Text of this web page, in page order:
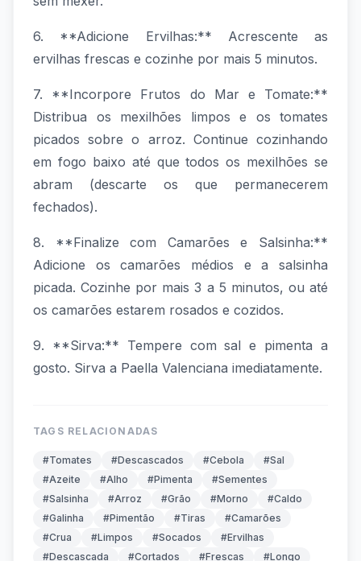
6. **Adicione Ervilhas:** Acrescente as
ervilhas frescas e cozinhe por mais 5 minutos.
7. **Incorpore Frutos do Mar e Tomate:**
Distribua os mexilhões limpos e os tomates
picados sobre o arroz. Continue cozinhando
em fogo baixo até que todos os mexilhões se
abram (descarte os que permanecerem
fechados).
8. **Finalize com Camarões e Salsinha:**
Adicione os camarões médios e a salsinha
picada. Cozinhe por mais 3 a 5 minutos, ou até
os camarões estarem rosados e cozidos.
9. **Sirva:** Tempere com sal e pimenta a
gosto. Sirva a Paella Valenciana imediatamente.
TAGS RELACIONADAS
#Tomates #Descascados #Cebola
#Sal
#Azeite
#Alho #Pimenta
#Sementes
#Salsinha
#Arroz #Grão #Morno
#Caldo
#Galinha
#Pimentão #Tiras
#Camarões
#Crua
#Limpos #Socados
#Ervilhas
#Descascada
#Cortados #Frescas
#Longo